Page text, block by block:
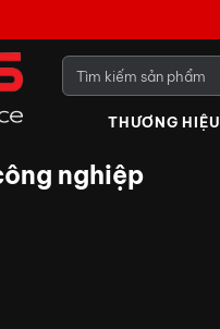
THƯƠNG HIỆU
nghiệp